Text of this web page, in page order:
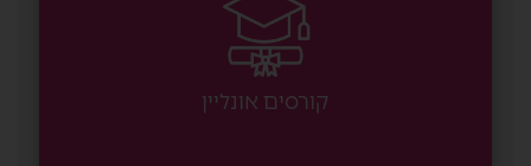
קורסים אונליין